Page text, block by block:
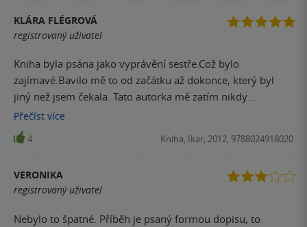
KLÁRA FLÉGROVÁ
registrovaný uživatel
Kniha byla psána jako vyprávění sestře.Což bylo
zajímavé.Bavilo mě to od začátku až dokonce, který byl
jiný než jsem čekala. Tato autorka mě zatím nikdy
nezklamala.
Přečíst více
4 Kniha, Ikar, 2012, 9788024918020
VERONIKA
registrovaný uživatel
Nebylo to špatné. Příběh je psaný formou dopisu, to